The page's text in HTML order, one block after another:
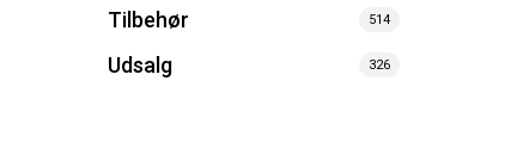
Tilbehør 514
Udsalg 326